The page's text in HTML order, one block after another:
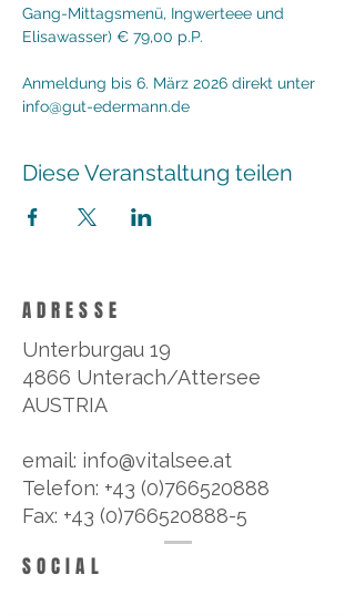
Gang-Mittagsmenü, Ingwerteee und
Elisawasser) € 79,00 p.P.
Anmeldung bis 6. März 2026 direkt unter
info@gut-edermann.de
Diese Veranstaltung teilen
ADRESSE
Unterburgau 19
4866 Unterach/Attersee
AUSTRIA
email: info@vitalsee.at
Telefon: +43 (0)766520888
Fax: +43 (0)766520888-5
SOCIAL